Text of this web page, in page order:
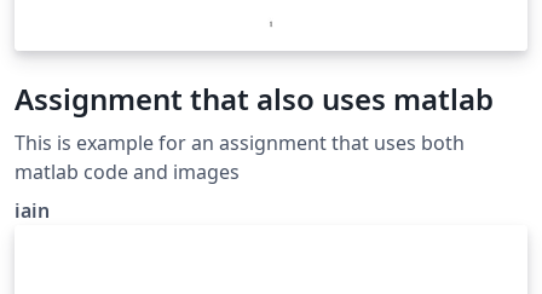
Assignment that also uses matlab
This is example for an assignment that uses both
matlab code and images
iain